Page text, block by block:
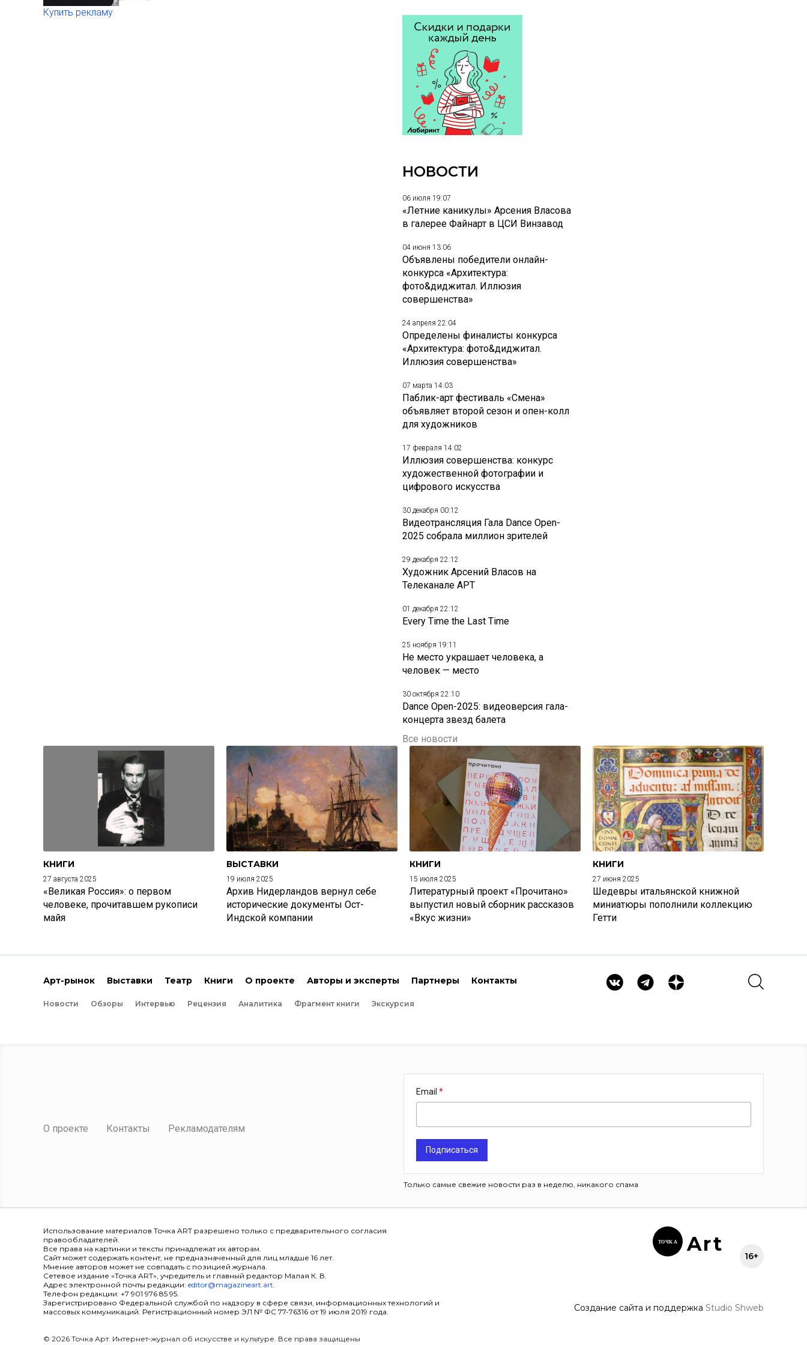
Купить рекламу
НОВОСТИ
06 июля 19:07
«Летние каникулы» Арсения Власова
в галерее Файнарт в ЦСИ Винзавод
04 июня 13:06
Объявлены победители онлайн-
конкурса «Архитектура:
фото&диджитал. Иллюзия
совершенства»
24 апреля 22:04
Определены финалисты конкурса
«Архитектура: фото&диджитал.
Иллюзия совершенства»
07 марта 14:03
Паблик-арт фестиваль «Смена»
объявляет второй сезон и опен-колл
для художников
17 февраля 14:02
Иллюзия совершенства: конкурс
художественной фотографии и
цифрового искусства
30 декабря 00:12
Видеотрансляция Гала Dance Open-
2025 собрала миллион зрителей
29 декабря 22:12
Художник Арсений Власов на
Телеканале АРТ
01 декабря 22:12
Every Time the Last Time
25 ноября 19:11
Не место украшает человека, а
человек — место
30 октября 22:10
Dance Open-2025: видеоверсия гала-
концерта звезд балета
Все новости
КНИГИ
27 августа 2025
«Великая Россия»: о первом
человеке, прочитавшем рукописи
майя
ВЫСТАВКИ
19 июля 2025
Архив Нидерландов вернул себе
исторические документы Ост-
Индской компании
КНИГИ
15 июля 2025
Литературный проект «Прочитано»
выпустил новый сборник рассказов
«Вкус жизни»
КНИГИ
27 июня 2025
Шедевры итальянской книжной
миниатюры пополнили коллекцию
Гетти
Арт-рынок Выставки Театр Книги О проекте Авторы и эксперты Партнеры Контакты
Новости Обзоры Интервью Рецензия Аналитика Фрагмент книги Экскурсия
О проекте Контакты Рекламодателям
Email
Подписаться
Только самые свежие новости раз в неделю, никакого спама
Использование материалов Точка ART разрешено только с предварительного согласия
правообладателей.
Все права на картинки и тексты принадлежат их авторам.
Сайт может содержать контент, не предназначенный для лиц младше 16 лет.
Мнение авторов может не совпадать с позицией журнала.
Сетевое издание «Точка ART», учредитель и главный редактор Малая К. В.
Адрес электронной почты редакции: editor@magazineart.art.
Телефон редакции: +7 901 976 85 95.
Зарегистрировано Федеральной службой по надзору в сфере связи, информационных технологий и
массовых коммуникаций. Регистрационный номер ЭЛ № ФС 77-76316 от 19 июля 2019 года.
© 2026 Точка Арт. Интернет-журнал об искусстве и культуре. Все права защищены
ТОЧК А Art
16+
Создание сайта и поддержка Studio Shweb